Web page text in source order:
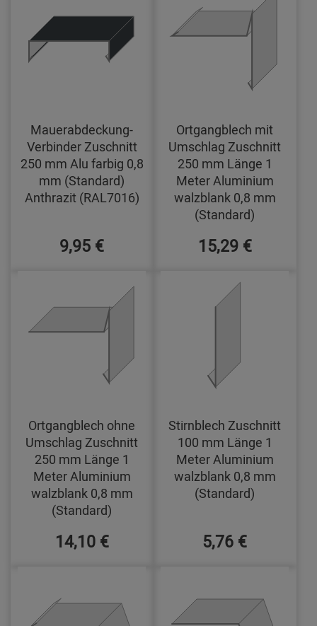
Mauerabdeckung-
Verbinder Zuschnitt
250 mm Alu farbig 0,8
mm (Standard)
Anthrazit (RAL7016)
9,95 €
Ortgangblech mit
Umschlag Zuschnitt
250 mm Länge 1
Meter Aluminium
walzblank 0,8 mm
(Standard)
15,29 €
Ortgangblech ohne
Umschlag Zuschnitt
250 mm Länge 1
Meter Aluminium
walzblank 0,8 mm
(Standard)
14,10 €
Stirnblech Zuschnitt
100 mm Länge 1
Meter Aluminium
walzblank 0,8 mm
(Standard)
5,76 €